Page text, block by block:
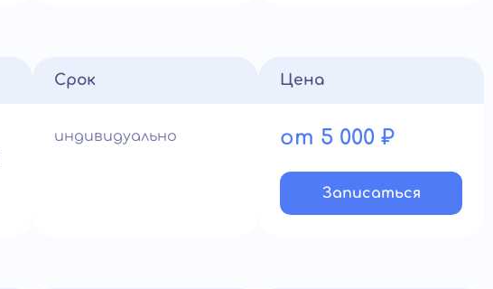
Срок
индивидуально
Цена
от 5 000 ₽
Записатьcя